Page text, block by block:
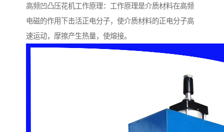
高频凹凸压花机工作原理：工作原理是介质材料在高频
电磁的作用下击活正电分子，使介质材料的正电分子高
速运动，摩擦产生热量，使熔接。